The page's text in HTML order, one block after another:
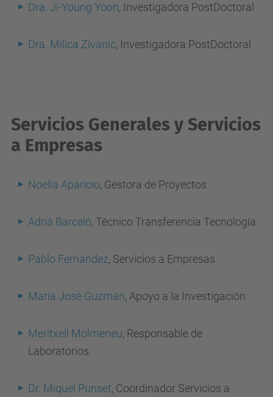
Dra. Ji-Young Yoon, Investigadora PostDoctoral
Dra. Milica Zivanic, Investigadora PostDoctoral
Servicios Generales y Servicios
a Empresas
Noelia Aparicio, Gestora de Proyectos
Adrià Barceló, Técnico Transferencia Tecnología
Pablo Fernández, Servicios a Empresas
María José Guzmán, Apoyo a la Investigación
Meritxell Molmeneu, Responsable de
Laboratorios
Dr. Miquel Punset, Coordinador Servicios a